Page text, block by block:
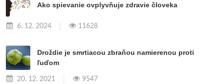
Ako spievanie ovplyvňuje zdravie človeka
6. 12. 2024 11628
Droždie je smrtiacou zbraňou namierenou proti
ľuďom
20. 12. 2021 9547